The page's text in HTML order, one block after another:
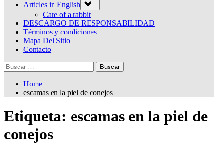
Articles in English
sub-
menu
Care of a rabbit
DESCARGO DE RESPONSABILIDAD
Términos y condiciones
Mapa Del Sitio
Contacto
Buscar:
Home
escamas en la piel de conejos
Etiqueta: escamas en la piel de
conejos